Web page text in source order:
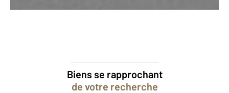
Biens se rapprochant
de votre recherche